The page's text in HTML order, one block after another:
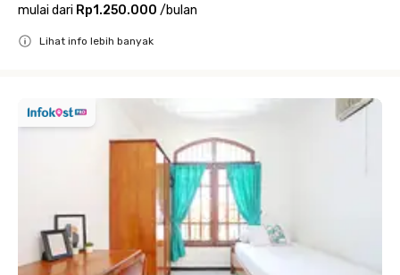
mulai dari Rp1.250.000 /bulan
Lihat info lebih banyak